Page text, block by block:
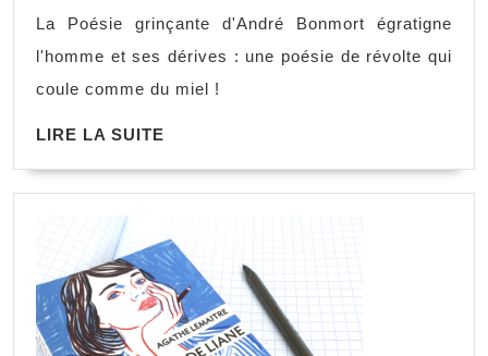
La Poésie grinçante d'André Bonmort égratigne
l'homme et ses dérives : une poésie de révolte qui
coule comme du miel !
LIRE LA SUITE